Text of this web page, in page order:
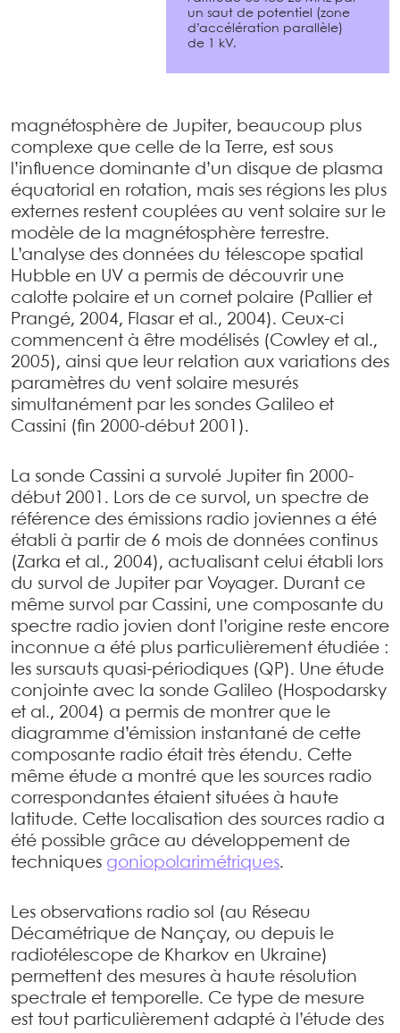
un saut de potentiel (zone
d’accélération parallèle)
de 1 kV.
magnétosphère de Jupiter, beaucoup plus
complexe que celle de la Terre, est sous
l’influence dominante d’un disque de plasma
équatorial en rotation, mais ses régions les plus
externes restent couplées au vent solaire sur le
modèle de la magnétosphère terrestre.
L’analyse des données du télescope spatial
Hubble en UV a permis de découvrir une
calotte polaire et un cornet polaire (Pallier et
Prangé, 2004, Flasar et al., 2004). Ceux-ci
commencent à être modélisés (Cowley et al.,
2005), ainsi que leur relation aux variations des
paramètres du vent solaire mesurés
simultanément par les sondes Galileo et
Cassini (fin 2000-début 2001).
La sonde Cassini a survolé Jupiter fin 2000-
début 2001. Lors de ce survol, un spectre de
référence des émissions radio joviennes a été
établi à partir de 6 mois de données continus
(Zarka et al., 2004), actualisant celui établi lors
du survol de Jupiter par Voyager. Durant ce
même survol par Cassini, une composante du
spectre radio jovien dont l’origine reste encore
inconnue a été plus particulièrement étudiée :
les sursauts quasi-périodiques (QP). Une étude
conjointe avec la sonde Galileo (Hospodarsky
et al., 2004) a permis de montrer que le
diagramme d’émission instantané de cette
composante radio était très étendu. Cette
même étude a montré que les sources radio
correspondantes étaient situées à haute
latitude. Cette localisation des sources radio a
été possible grâce au développement de
techniques goniopolarimétriques.
Les observations radio sol (au Réseau
Décamétrique de Nançay, ou depuis le
radiotélescope de Kharkov en Ukraine)
permettent des mesures à haute résolution
spectrale et temporelle. Ce type de mesure
est tout particulièrement adapté à l’étude des